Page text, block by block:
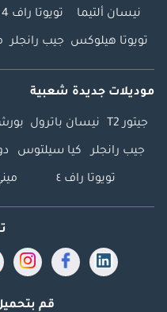
نيسان ألتيما تويوتا راف 4
تويوتا هيلوكس جيب رانجلر
موديلات جديدة شعبية
جيتور T2 نيسان باترول بورش
جيب رانجلر كيا سيلتوس
تويوتا راف ٤
قم